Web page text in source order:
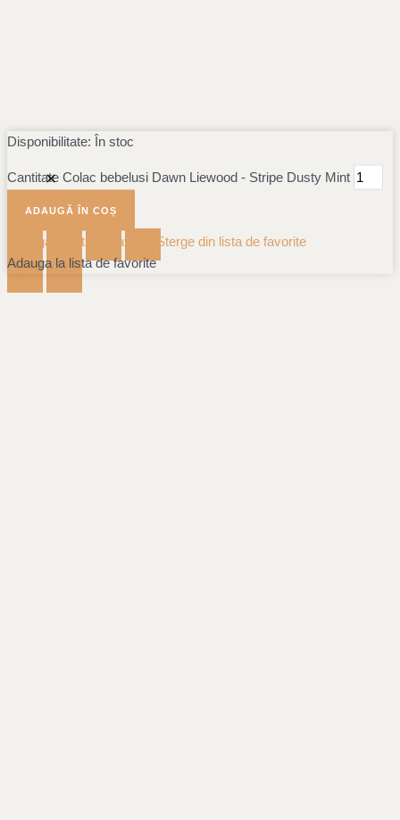
Disponibilitate: În stoc
Cantitate Colac bebelusi Dawn Liewood - Stripe Dusty Mint
ADAUGĂ ÎN COȘ
Adauga la lista de favorite
Sterge din lista de favorite
Adauga la lista de favorite